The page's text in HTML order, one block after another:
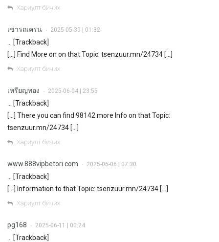
Хариулт бичих
เช่ารถเครน • 2025-05-30 | 01:32
… [Trackback]
[…] Find More on on that Topic: tsenzuur.mn/24734 […]
Хариулт бичих
เหรียญทอง • 2025-06-04 | 23:55
… [Trackback]
[…] There you can find 98142 more Info on that Topic:
tsenzuur.mn/24734 […]
Хариулт бичих
www.888vipbetori.com • 2025-06-06 | 07:30
… [Trackback]
[…] Information to that Topic: tsenzuur.mn/24734 […]
Хариулт бичих
pg168 • 2025-06-11 | 00:24
… [Trackback]